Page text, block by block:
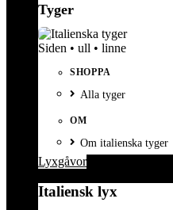
Tyger
Siden • ull • linne
SHOPPA
Alla tyger
OM
Om italienska tyger
Lyxgåvor
Italiensk lyx